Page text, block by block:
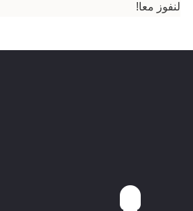
لنفوز معا!